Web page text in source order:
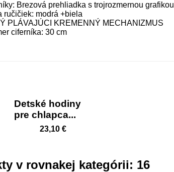
Brezová prehliadka s trojrozmernou grafikou
ručičiek: modrá +biela
PLÁVAJÚCI KREMENNÝ MECHANIZMUS
ciferníka: 30 cm
Detské hodiny
pre chlapca...
23,10 €
v rovnakej kategórii: 16